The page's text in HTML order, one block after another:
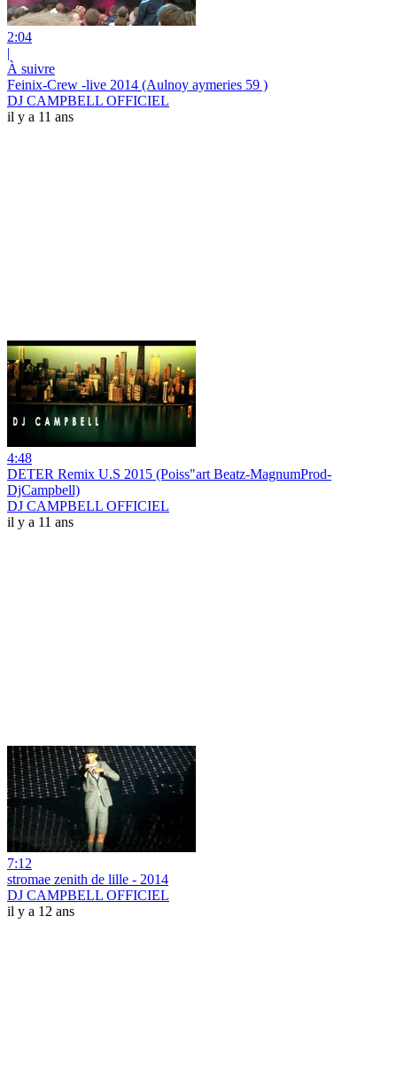
2:04
|
À suivre
Feinix-Crew -live 2014 (Aulnoy aymeries 59 )
DJ CAMPBELL OFFICIEL
il y a 11 ans
4:48
DETER Remix U.S 2015 (Poiss"art Beatz-MagnumProd-
DjCampbell)
DJ CAMPBELL OFFICIEL
il y a 11 ans
7:12
stromae zenith de lille - 2014
DJ CAMPBELL OFFICIEL
il y a 12 ans